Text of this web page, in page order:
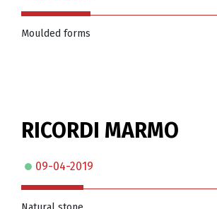
Moulded forms
RICORDI MARMO
09-04-2019